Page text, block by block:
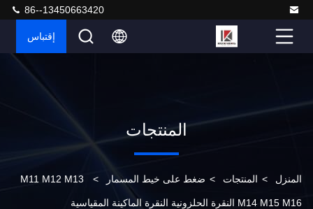
86--13450663420
إقتباس
المنتجات
المنزل > المنتجات > ضغط على خيط المسمار >
M11 M12 M13
M14 M15 M16 النقرة الحلزونية النقرة الماكينة المقياسية